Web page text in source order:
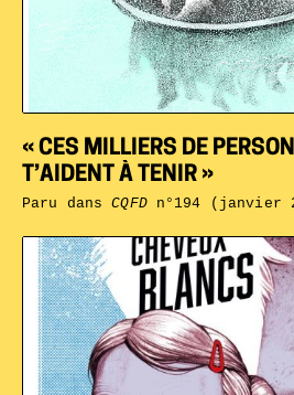
« CES MILLIERS DE
T’AIDENT À TENIR »
Paru dansCQFDn°194 (janvier